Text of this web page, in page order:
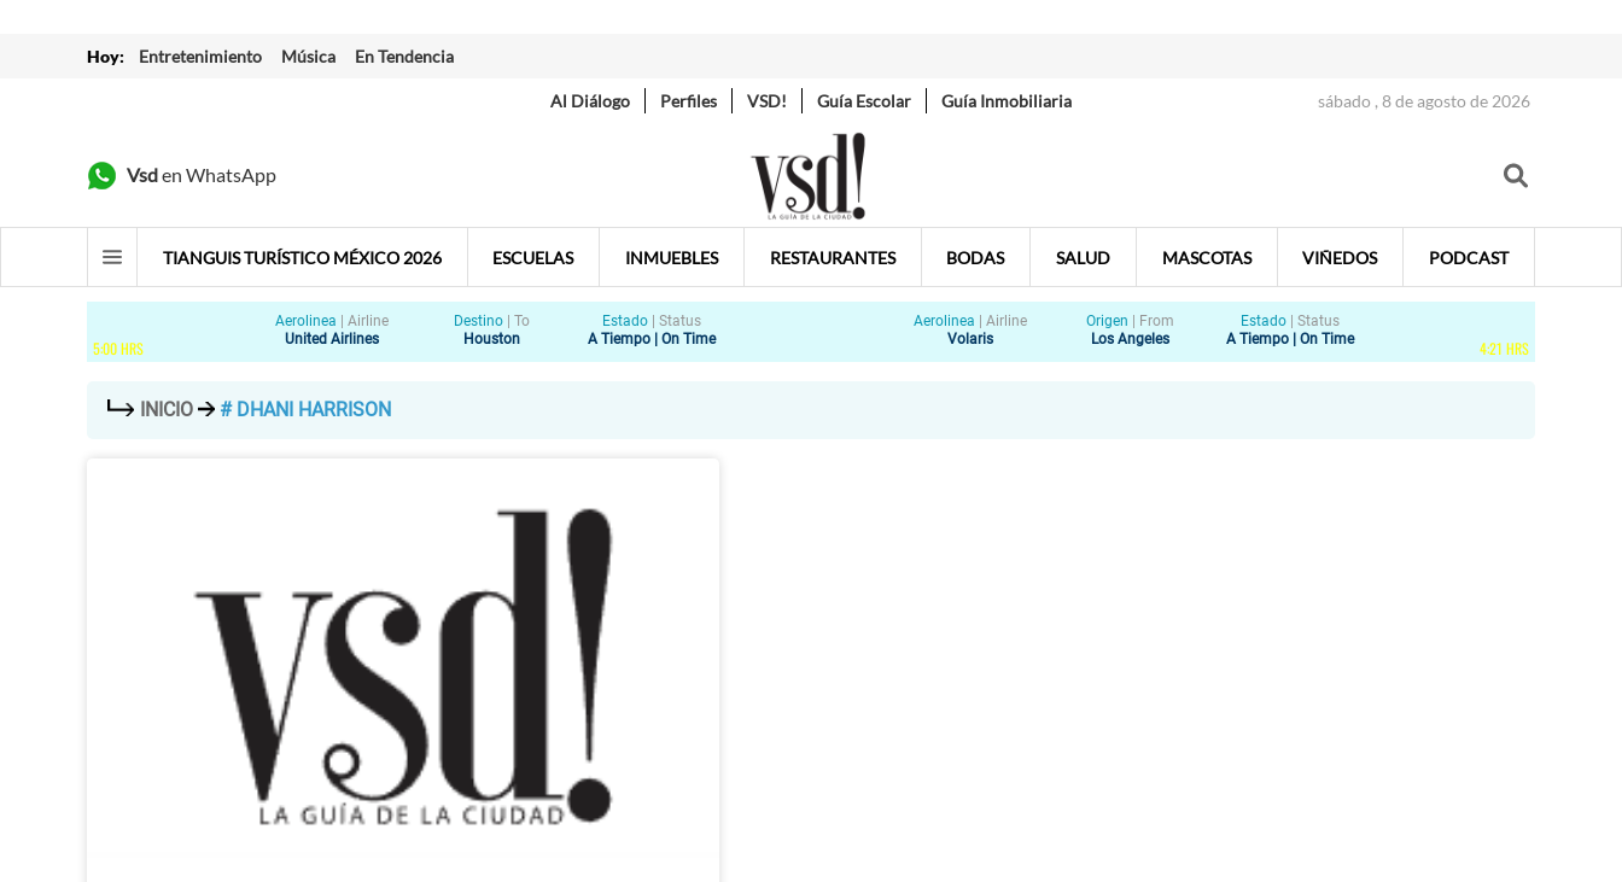
Hoy: Entretenimiento Música En Tendencia
Al Diálogo Perfiles VSD! Guía Escolar Guía Inmobiliaria sábado , 8 de agosto de 2026
Vsden WhatsApp
TIANGUIS TURÍSTICO MÉXICO 2026 ESCUELAS INMUEBLES RESTAURANTES BODAS SALUD MASCOTAS VIÑEDOS PODCAST
5:00HRS
Aerolinea
Airline
United Airlines
Destino
To
Houston
Estado
Status
A Tiempo | On Time
Aerolinea
Airline
Volaris
Origen
From
Los Angeles
Estado
Status
A Tiempo | On Time
4:21 HRS
INICIO # DHANI HARRISON